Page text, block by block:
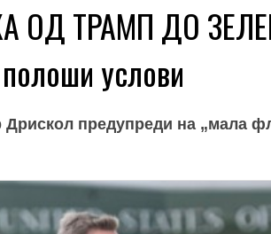
ОД ТРАМП ДО
услови
предупреди на „мала